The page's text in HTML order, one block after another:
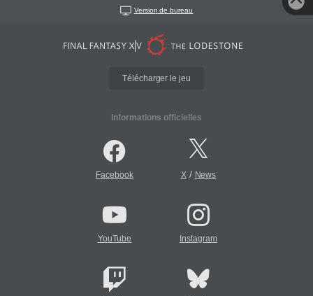
Version de bureau
Télécharger le jeu
Informations officielles
Facebook X/ News
YouTube Instagram